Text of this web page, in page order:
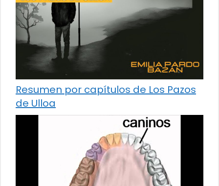
Resumen por capítulos de Los Pazos
de Ulloa